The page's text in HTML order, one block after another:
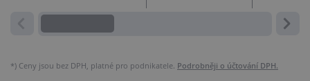
*) Ceny jsou bez DPH, platné pro podnikatele. Podrobněji o účtování DPH.